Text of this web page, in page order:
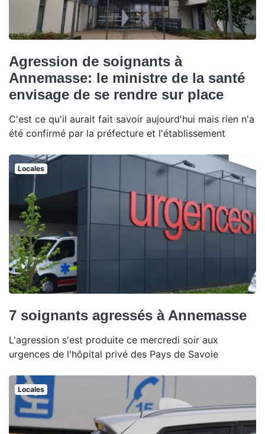
Agression de soignants à
Annemasse: le ministre de la santé
envisage de se rendre sur place
C'est ce qu'il aurait fait savoir aujourd'hui mais rien n'a
été confirmé par la préfecture et l'établissement
Locales
7 soignants agressés à Annemasse
L'agression s'est produite ce mercredi soir aux
urgences de l'hôpital privé des Pays de Savoie
Locales